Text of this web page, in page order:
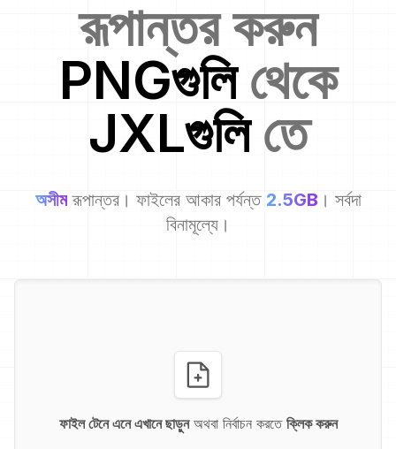
রূপান্তর করুন
PNGগুলিথেকে
JXLগুলিতে
অসীম রূপান্তর। ফাইলের আকার পর্যন্ত 2.5GB । সর্বদা
বিনামূল্যে।
ফাইল টেনে এনে এখানে ছাড়ুনঅথবা নির্বাচন করতে ক্লিক করুন